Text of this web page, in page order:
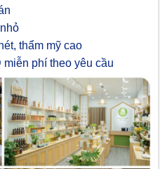
thẩm mỹ cao
phí theo yêu cầu